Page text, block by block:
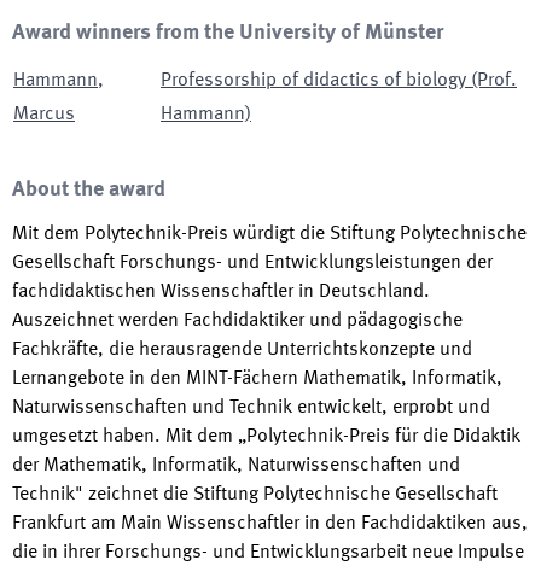
Award winners from the University of Münster
Hammann,
Marcus
Professorship of didactics of biology (Prof.
Hammann)
About the award
Mit dem Polytechnik-Preis würdigt die Stiftung Polytechnische
Gesellschaft Forschungs- und Entwicklungsleistungen der
fachdidaktischen Wissenschaftler in Deutschland.
Auszeichnet werden Fachdidaktiker und pädagogische
Fachkräfte, die herausragende Unterrichtskonzepte und
Lernangebote in den MINT-Fächern Mathematik, Informatik,
Naturwissenschaften und Technik entwickelt, erprobt und
umgesetzt haben. Mit dem „Polytechnik-Preis für die Didaktik
der Mathematik, Informatik, Naturwissenschaften und
Technik" zeichnet die Stiftung Polytechnische Gesellschaft
Frankfurt am Main Wissenschaftler in den Fachdidaktiken aus,
die in ihrer Forschungs- und Entwicklungsarbeit neue Impulse